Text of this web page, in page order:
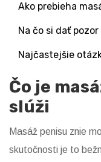
Ako prebieha
Na čo si dať
Najčastejšie
Čo je
slúži
Masáž penisu znie
skutočnosti je to